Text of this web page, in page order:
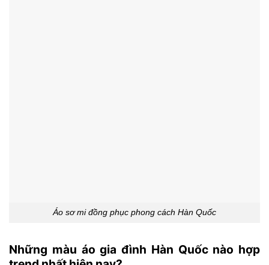
Áo sơ mi đồng phục phong cách Hàn Quốc
Những màu áo gia đình Hàn Quốc nào hợp